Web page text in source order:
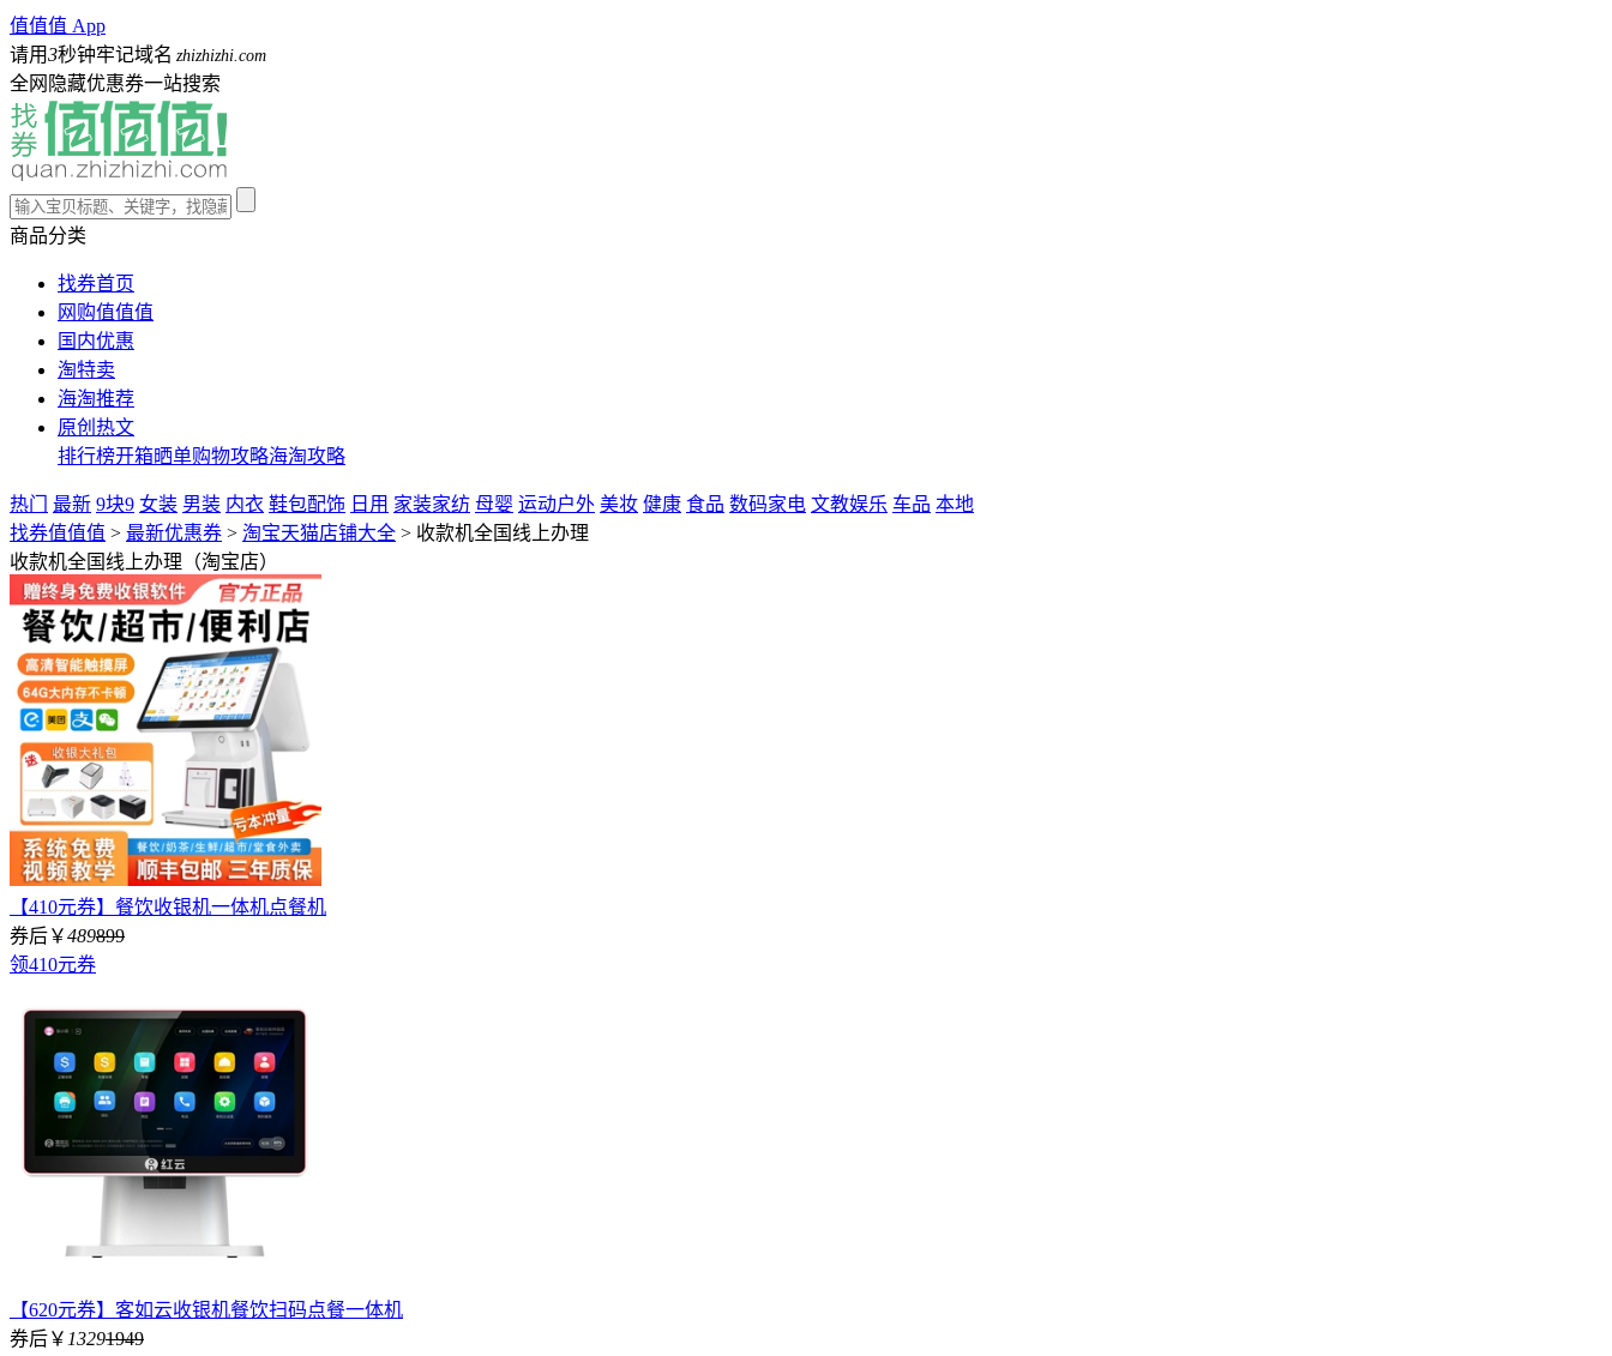
值值值 App
请用3秒钟牢记域名 zhizhizhi.com
全网隐藏优惠券一站搜索
商品分类
找券首页
网购值值值
国内优惠
淘特卖
海淘推荐
原创热文
排行榜开箱晒单购物攻略海淘攻略
热门 最新 9块9 女装 男装 内衣 鞋包配饰 日用 家装家纺 母婴 运动户外 美妆 健康 食品 数码家电 文教娱乐 车品 本地
找券值值值 > 最新优惠券 > 淘宝天猫店铺大全 > 收款机全国线上办理
收款机全国线上办理（淘宝店）
【410元券】餐饮收银机一体机点餐机
券后￥489899
领410元券
【620元券】客如云收银机餐饮扫码点餐一体机
券后￥ 13291949